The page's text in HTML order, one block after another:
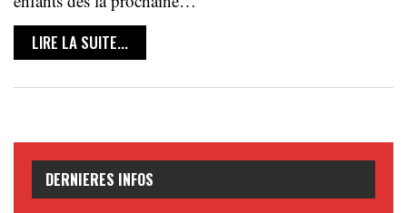
LIRE LA SUITE...
DERNIERES INFOS